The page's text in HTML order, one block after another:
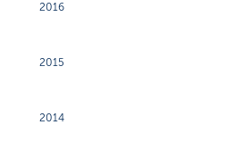
2016
2015
2014